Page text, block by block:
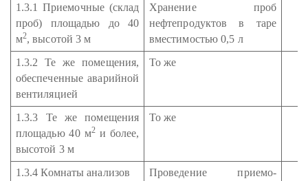
1.3.1 Приемочные (склад
проб) площадью до 40
м2, высотой 3 м
Хранение проб
нефтепродуктов в таре
вместимостью 0,5 л
1.3.2 Те же помещения,
обеспеченные аварийной
вентиляцией
То же
1.3.3 Те же помещения
площадью 40 м2и более,
высотой 3 м
То же
1.3.4 Комнаты анализов
Проведение приемо-